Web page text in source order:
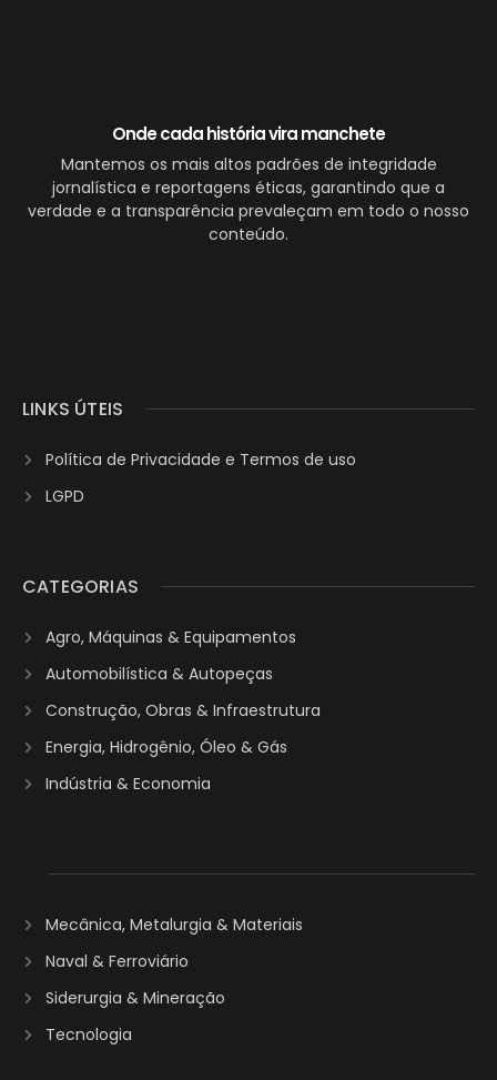
Onde cada história vira manchete
Mantemos os mais altos padrões de integridade
jornalística e reportagens éticas, garantindo que a
verdade e a transparência prevaleçam em todo o nosso
conteúdo.
LINKS ÚTEIS
Política de Privacidade e Termos de uso
LGPD
CATEGORIAS
Agro, Máquinas & Equipamentos
Automobilística & Autopeças
Construção, Obras & Infraestrutura
Energia, Hidrogênio, Óleo & Gás
Indústria & Economia
Mecânica, Metalurgia & Materiais
Naval & Ferroviário
Siderurgia & Mineração
Tecnologia